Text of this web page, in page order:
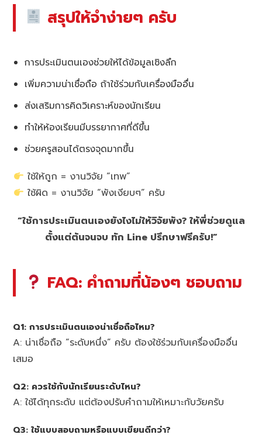
สรุปให้จำง่ายๆ ครับ
การประเมินตนเองช่วยให้ได้ข้อมูลเชิงลึก
เพิ่มความน่าเชื่อถือ ถ้าใช้ร่วมกับเครื่องมืออื่น
ส่งเสริมการคิดวิเคราะห์ของนักเรียน
ทำให้ห้องเรียนมีบรรยากาศที่ดีขึ้น
ช่วยครูสอนได้ตรงจุดมากขึ้น
ใช้ให้ถูก = งานวิจัย “เทพ”
ใช้ผิด = งานวิจัย “พังเงียบๆ” ครับ
“ใช้การประเมินตนเองยังไงไม่ให้วิจัยพัง? ให้พี่ช่วยดูแล
ตั้งแต่ต้นจนจบ ทัก Line ปรึกษาฟรีครับ!”
FAQ: คำถามที่น้องๆ ชอบถาม
Q1: การประเมินตนเองน่าเชื่อถือไหม?
A: น่าเชื่อถือ “ระดับหนึ่ง” ครับ ต้องใช้ร่วมกับเครื่องมืออื่น
เสมอ
Q2: ควรใช้กับนักเรียนระดับไหน?
A: ใช้ได้ทุกระดับ แต่ต้องปรับคำถามให้เหมาะกับวัยครับ
Q3: ใช้แบบสอบถามหรือแบบเขียนดีกว่า?